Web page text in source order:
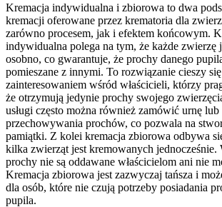
Kremacja indywidualna i zbiorowa to dwa
kremacji oferowane przez krematoria dla
zarówno procesem, jak i efektem końcowym.
indywidualna polega na tym, że każde zwierzę
osobno, co gwarantuje, że prochy danego
pomieszane z innymi. To rozwiązanie cieszy
zainteresowaniem wśród właścicieli, którzy
że otrzymują jedynie prochy swojego
usługi często można również zamówić urnę
przechowywania prochów, co pozwala na
pamiątki. Z kolei kremacja zbiorowa odbywa
kilka zwierząt jest kremowanych jednocześnie.
prochy nie są oddawane właścicielom ani nie
Kremacja zbiorowa jest zazwyczaj tańsza i
dla osób, które nie czują potrzeby posiadania
pupila.